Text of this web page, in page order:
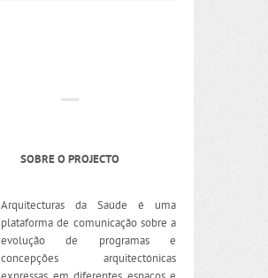
SOBRE O PROJECTO
Arquitecturas da Saúde é uma
plataforma de comunicação sobre a
evolução de programas e
concepções arquitectónicas